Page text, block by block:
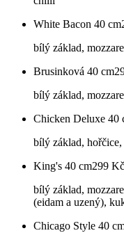
White Bacon 40 cm
bílý základ,
Brusinková 40 cm
bílý základ,
Chicken Deluxe 40
bílý základ,
King's 40 cm299 Kč
bílý základ,
(eidam a uzený),
Chicago Style 40